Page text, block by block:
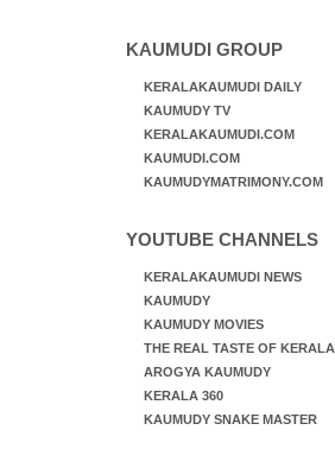
KAUMUDI GROUP
KERALAKAUMUDI DAILY
KAUMUDY TV
KERALAKAUMUDI.COM
KAUMUDI.COM
KAUMUDYMATRIMONY.COM
YOUTUBE CHANNELS
KERALAKAUMUDI NEWS
KAUMUDY
KAUMUDY MOVIES
THE REAL TASTE OF KERALA
AROGYA KAUMUDY
KERALA 360
KAUMUDY SNAKE MASTER